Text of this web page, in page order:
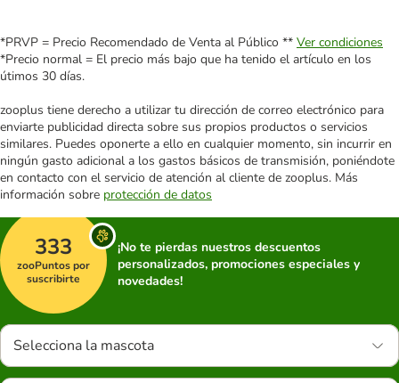
*PRVP = Precio Recomendado de Venta al Público ** Ver condiciones
*Precio normal = El precio más bajo que ha tenido el artículo en los
útimos 30 días.
zooplus tiene derecho a utilizar tu dirección de correo electrónico para
enviarte publicidad directa sobre sus propios productos o servicios
similares. Puedes oponerte a ello en cualquier momento, sin incurrir en
ningún gasto adicional a los gastos básicos de transmisión, poniéndote
en contacto con el servicio de atención al cliente de zooplus. Más
información sobre protección de datos
333
zooPuntos por
suscribirte
¡No te pierdas nuestros descuentos
personalizados, promociones especiales y
novedades!
Selecciona la mascota